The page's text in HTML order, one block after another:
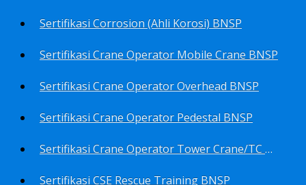
Sertifikasi Corrosion (Ahli Korosi) BNSP
Sertifikasi Crane Operator Mobile Crane BNSP
Sertifikasi Crane Operator Overhead BNSP
Sertifikasi Crane Operator Pedestal BNSP
Sertifikasi Crane Operator Tower Crane/TC BNSP
Sertifikasi CSE Rescue Training BNSP